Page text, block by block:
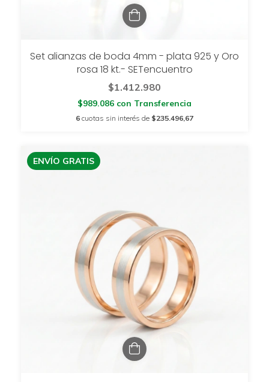
Set alianzas de boda 4mm - plata 925 y Oro
rosa 18 kt.- SETencuentro
$1.412.980
$989.086 con Transferencia
6 cuotas sin interés de $235.496,67
ENVÍO GRATIS